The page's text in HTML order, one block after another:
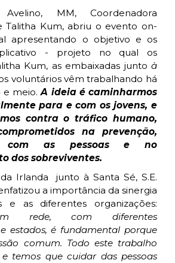
MM, Coordenadora
Talitha Kum, abriu o evento on-
apresentando o objetivo e os
- projeto no qual os
Kum, as embaixadas junto à
voluntários vêm trabalhando há
e meio.A ideia é caminharmos
para e com os jovens, e
contra o tráfico humano,
na prevenção,
com as pessoas e no
dos sobreviventes.
Irlanda
junto à Santa Sé, S.E.
a importância da sinergia
e as diferentes organizações:
rede, com diferentes
estados, é fundamental porque
comum. Todo este trabalho
temos que cuidar das pessoas